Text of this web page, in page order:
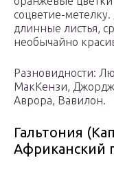
соцветие-
длинные листья,
необычайно
Разновидности:
МакКензи,
Аврора, Вавилон.
Гальтония
Африканский